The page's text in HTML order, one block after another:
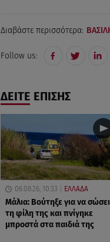
Διαβάστε περισσότερα:
Follow us:
ΔΕΙΤΕ ΕΠΙΣΗΣ
06.08.26, 10:33 ΕΛΛΑΔΑ
Μάλια: Βούτηξε για να σώσει
τη φίλη της και πνίγηκε
μπροστά στα παιδιά της